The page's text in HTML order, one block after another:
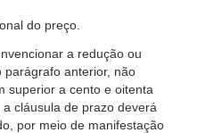
do preço.
a redução ou
parágrafo anterior, não
superior a cento e oitenta
cláusula de prazo deverá
por meio de manifestação